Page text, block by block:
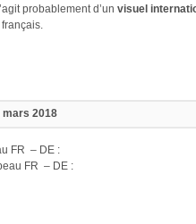
probablement d’un visuel
mars 2018
– DE :
– DE :